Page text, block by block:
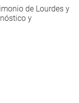
de Lourdes y
y